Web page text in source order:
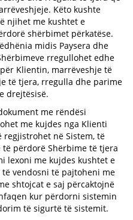
Këto kushte
njihet me kushtet e
shërbimet përkatëse.
midis Paysera dhe
rregullohet edhe
Klientin, marrëveshje të
të tjera, rregulla dhe parime
drejtësisë.
me rëndësi
me kujdes nga Klienti
regjistrohet në Sistem, të
përdorë Shërbime të tjera
lexoni me kujdes kushtet e
vendosni të pajtoheni me
shtojcat e saj përcaktojnë
kur përdorni sistemin
të sigurtë të sistemit.